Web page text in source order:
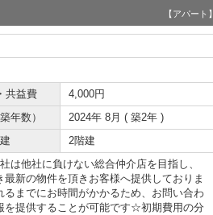
【アパート】
共益費
4,000円
年数）
2024年 8月 ( 築2年 )
2階建
は他社に負けない総合仲介店を目指し、
新の物件を頂きお客様へ提供しておりま
までにお時間がかかるため、お問い合わ
を提供することが可能です☆初期費用の分